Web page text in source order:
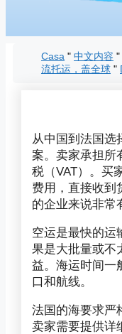
Casa " 中文内容 "
流托运，盖全球 "
从中国到法国选
案。卖家承担所
税（VAT）。买
费用，直接收到
的企业来说非常
空运是最快的运
果是大批量或不
益。海运时间一
口和航线。
法国的海要求严
卖家需要提供详